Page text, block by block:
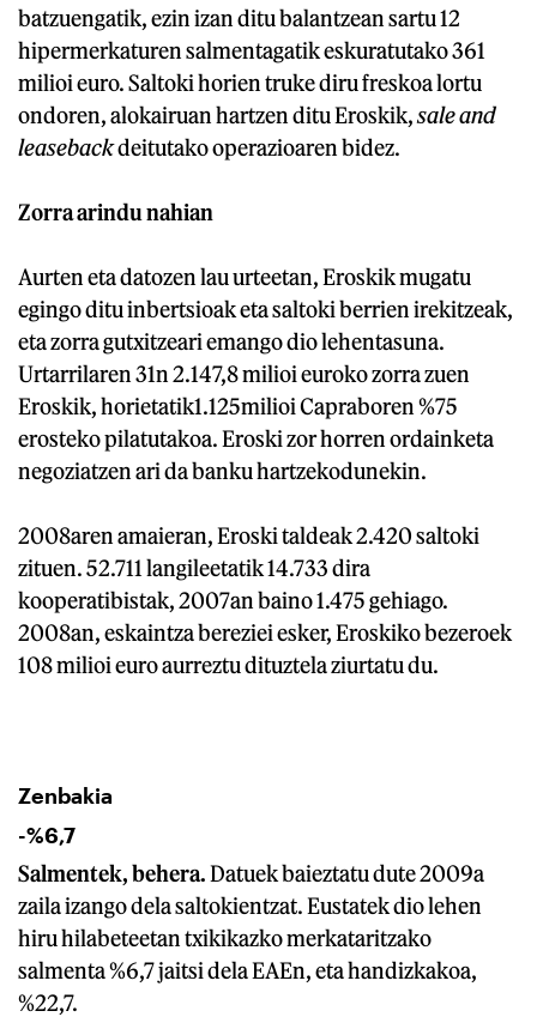
batzuengatik, ezin izan ditu balantzean sartu 12
hipermerkaturen salmentagatik eskuratutako 361
milioi euro. Saltoki horien truke diru freskoa lortu
ondoren, alokairuan hartzen ditu Eroskik,sale and
leasebackdeitutako operazioaren bidez.
Zorra arindu nahian
Aurten eta datozen lau urteetan, Eroskik mugatu
egingo ditu inbertsioak eta saltoki berrien irekitzeak,
eta zorra gutxitzeari emango dio lehentasuna.
Urtarrilaren 31n 2.147,8 milioi euroko zorra zuen
Eroskik, horietatik1.125milioi Capraboren %75
erosteko pilatutakoa. Eroski zor horren ordainketa
negoziatzen ari da banku hartzekodunekin.
2008aren amaieran, Eroski taldeak 2.420 saltoki
zituen. 52.711 langileetatik 14.733 dira
kooperatibistak, 2007an baino 1.475 gehiago.
2008an, eskaintza bereziei esker, Eroskiko bezeroek
108 milioi euro aurreztu dituztela ziurtatu du.
Zenbakia
-%6,7
Salmentek, behera.Datuek baieztatu dute 2009a
zaila izango dela saltokientzat. Eustatek dio lehen
hiru hilabeteetan txikikazko merkataritzako
salmenta %6,7 jaitsi dela EAEn, eta handizkakoa,
%22,7.